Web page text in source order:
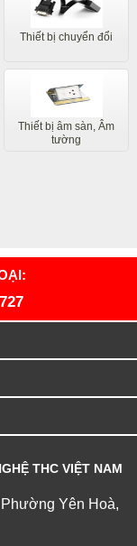
Thiết bị chuyển đổi
Thiết bị âm sàn, Âm
tường
THC VIỆT NAM
Yên Hoà,